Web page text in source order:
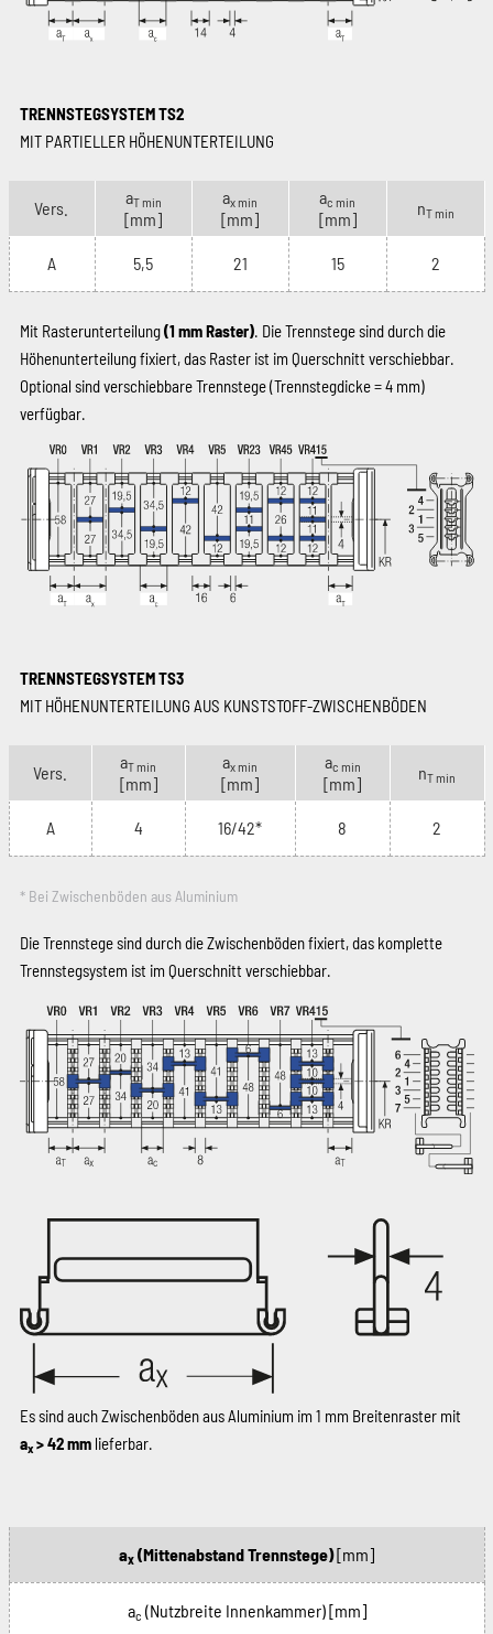
TRENNSTEGSYSTEM TS2
MIT PARTIELLER HÖHENUNTERTEILUNG
Vers.
aT min
[mm]
ax min
[mm]
ac min
[mm]
nT min
A 5,5 21 15 2
Mit Rasterunterteilung(1 mm Raster). Die Trennstege sind durch die
Höhenunterteilung fixiert, das Raster ist im Querschnitt verschiebbar.
Optional sind verschiebbare Trennstege (Trennstegdicke = 4 mm)
verfügbar.
TRENNSTEGSYSTEM TS3
MIT HÖHENUNTERTEILUNG AUS KUNSTSTOFF-ZWISCHENBÖDEN
Vers.
aT min
[mm]
ax min
[mm]
ac min
[mm]
nT min
A 4 16/42* 8 2
* Bei Zwischenböden aus Aluminium
Die Trennstege sind durch die Zwischenböden fixiert, das komplette
Trennstegsystem ist im Querschnitt verschiebbar.
Es sind auch Zwischenböden aus Aluminium im 1 mm Breitenraster mit
ax> 42 mmlieferbar.
ax (Mittenabstand Trennstege)[mm]
ac (Nutzbreite Innenkammer)[mm]